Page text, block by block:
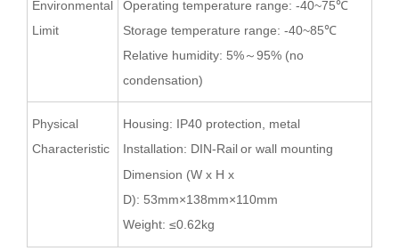
Environmental
Limit
Operating temperature range: -40~75℃
Storage temperature range: -40~85℃
Relative humidity: 5%～95% (no
condensation)
Physical
Characteristic
Housing: IP40 protection, metal
Installation: DIN-Railor wall mounting
Dimension (W x H x
D): 53mm×138mm×110mm
Weight: ≤0.62kg